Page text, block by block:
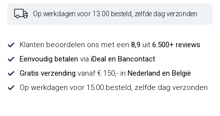
Op werkdagen voor 13:00 besteld, zelfde dag verzonden
Klanten beoordelen ons met een 8,9 uit 6.500+ reviews
Eenvoudig betalen via iDeal en Bancontact
Gratis verzending vanaf € 150,- in Nederland en België
Op werkdagen voor 15:00 besteld, zelfde dag verzonden